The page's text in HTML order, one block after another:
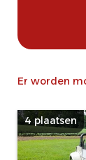
Er worden
4 plaatsen